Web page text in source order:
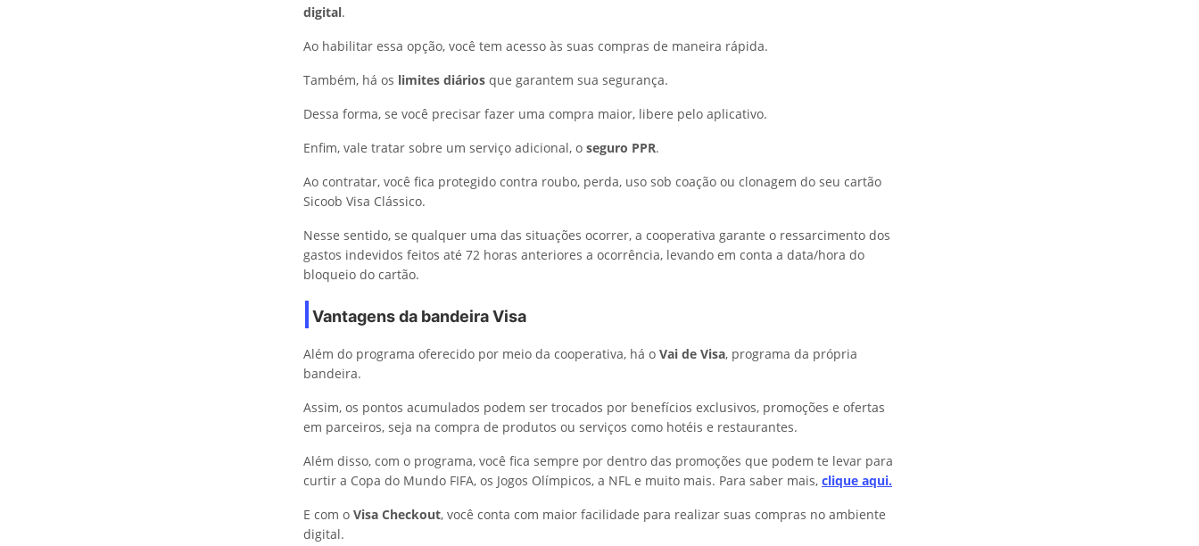
digital.
Ao habilitar essa opção, você tem acesso às suas compras de maneira rápida.
Também, há os limites diários que garantem sua segurança.
Dessa forma, se você precisar fazer uma compra maior, libere pelo aplicativo.
Enfim, vale tratar sobre um serviço adicional, o seguro PPR.
Ao contratar, você fica protegido contra roubo, perda, uso sob coação ou clonagem do seu cartão
Sicoob Visa Clássico.
Nesse sentido, se qualquer uma das situações ocorrer, a cooperativa garante o ressarcimento dos
gastos indevidos feitos até 72 horas anteriores a ocorrência, levando em conta a data/hora do
bloqueio do cartão.
Vantagens da bandeira Visa
Além do programa oferecido por meio da cooperativa, há o Vai de Visa, programa da própria
bandeira.
Assim, os pontos acumulados podem ser trocados por benefícios exclusivos, promoções e ofertas
em parceiros, seja na compra de produtos ou serviços como hotéis e restaurantes.
Além disso, com o programa, você fica sempre por dentro das promoções que podem te levar para
curtir a Copa do Mundo FIFA, os Jogos Olímpicos, a NFL e muito mais. Para saber mais, clique aqui.
E com o Visa Checkout, você conta com maior facilidade para realizar suas compras no ambiente
digital.